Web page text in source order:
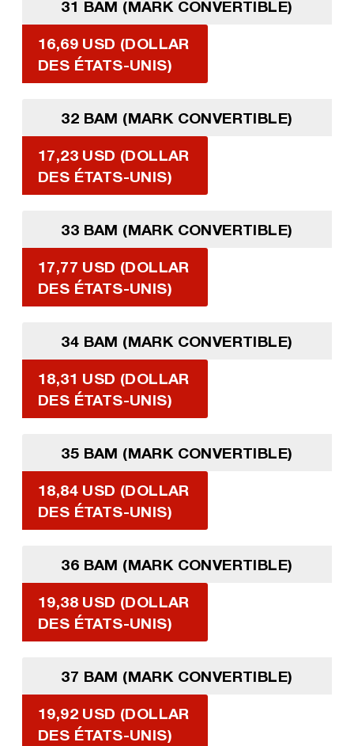
31 BAM (MARK CONVERTIBLE)
16,69 USD (DOLLAR
DES ÉTATS-UNIS)
32 BAM (MARK CONVERTIBLE)
17,23 USD (DOLLAR
DES ÉTATS-UNIS)
33 BAM (MARK CONVERTIBLE)
17,77 USD (DOLLAR
DES ÉTATS-UNIS)
34 BAM (MARK CONVERTIBLE)
18,31 USD (DOLLAR
DES ÉTATS-UNIS)
35 BAM (MARK CONVERTIBLE)
18,84 USD (DOLLAR
DES ÉTATS-UNIS)
36 BAM (MARK CONVERTIBLE)
19,38 USD (DOLLAR
DES ÉTATS-UNIS)
37 BAM (MARK CONVERTIBLE)
19,92 USD (DOLLAR
DES ÉTATS-UNIS)